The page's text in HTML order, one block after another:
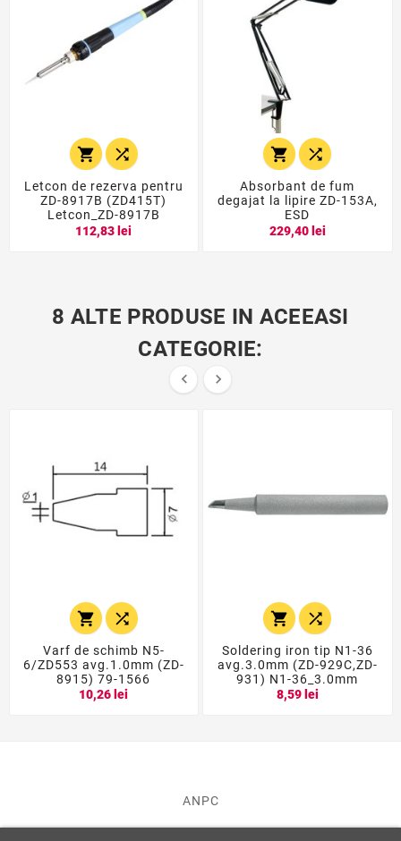
 
Letcon de rezerva pentru
ZD-8917B (ZD415T)
Letcon_ZD-8917B
112,83 lei
 
Absorbant de fum
degajat la lipire ZD-153A,
ESD
229,40 lei
8 ALTE PRODUSE IN ACEEASI
CATEGORIE:
 
 
Varf de schimb N5-
6/ZD553 avg.1.0mm (ZD-
8915) 79-1566
10,26 lei
 
Soldering iron tip N1-36
avg.3.0mm (ZD-929C,ZD-
931) N1-36_3.0mm
8,59 lei
ANPC